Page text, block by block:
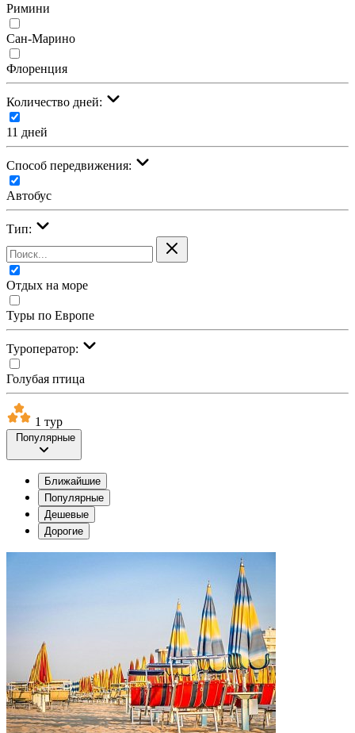
Римини
Сан-Марино
Флоренция
Количество дней:
11 дней
Cпособ передвижения:
Автобус
Тип:
Отдых на море
Туры по Европе
Туроператор:
Голубая птица
1 тур
Популярные
Ближайшие
Популярные
Дешевые
Дорогие